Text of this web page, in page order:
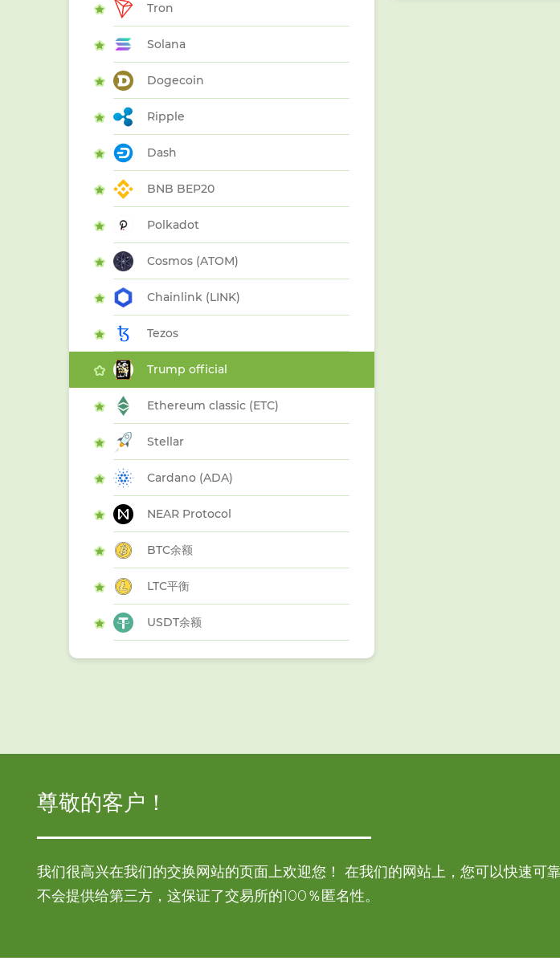
Tron
Solana
Dogecoin
Ripple
Dash
BNB BEP20
Polkadot
Cosmos (ATOM)
Chainlink (LINK)
Tezos
Trump official
Ethereum classic (ETC)
Stellar
Cardano (ADA)
NEAR Protocol
BTC余额
LTC平衡
USDT余额
尊敬的客户！
我们很高兴在我们的交换网站的页面上欢迎您！ 在我们的网站上，您可以快速
不会提供给第三方，这保证了交易所的100％匿名性。